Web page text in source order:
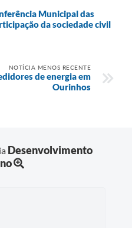
Municipal das
da sociedade civil
NOTÍCIA MENOS RECENTE
de energia em
Ourinhos
Desenvolvimento